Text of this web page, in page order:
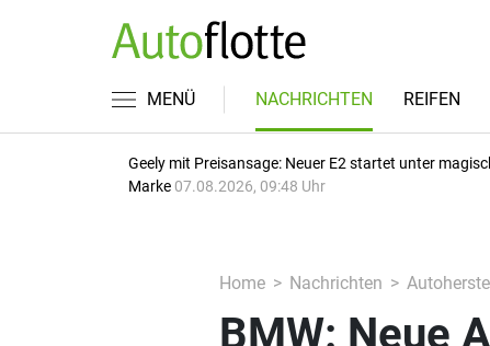
MENÜ NACHRICHTEN REIFEN
Geely mit Preisansage: Neuer E2 startet unter
Marke 07.08.2026, 09:48 Uhr
Home Nachrichten
BMW: Neue